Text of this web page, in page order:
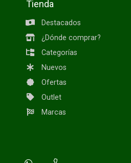
Tienda
Destacados
¿Dónde comprar?
Categorías
Nuevos
Ofertas
Outlet
Marcas